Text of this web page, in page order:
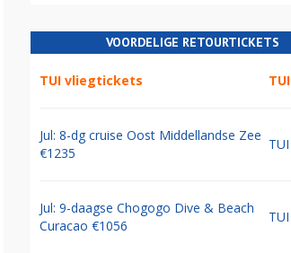
VOORDELIGE RETOURTICKETS
TUI vliegtickets TUI
Jul: 8-dg cruise Oost Middellandse Zee
€1235
TUI
Jul: 9-daagse Chogogo Dive & Beach
Curacao €1056
TUI